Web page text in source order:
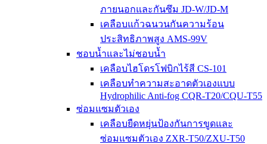
ภายนอกและกันซึม JD-W/JD-M
เคลือบแก้วฉนวนกันความร้อน
ประสิทธิภาพสูง AMS-99V
ชอบน้ำและไม่ชอบน้ำ
เคลือบไฮโดรโฟบิกไร้สี CS-101
เคลือบทำความสะอาดตัวเองแบบ
Hydrophilic Anti-fog CQR-T20/CQU-T55
ซ่อมแซมตัวเอง
เคลือบยืดหยุ่นป้องกันการขูดและ
ซ่อมแซมตัวเอง ZXR-T50/ZXU-T50